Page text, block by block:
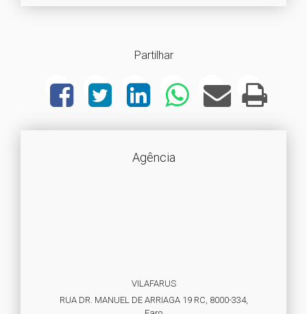
Partilhar
Agência
VILAFARUS
RUA DR. MANUEL DE ARRIAGA 19 RC, 8000-334,